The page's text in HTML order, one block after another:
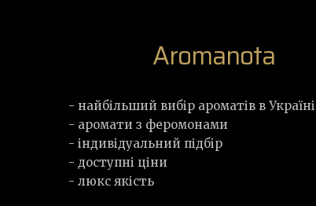
Aromanota
- найбільший вибір ароматів в Україні
- аромати з феромонами
- індивідуальний підбір
- доступні ціни
- люкс якість